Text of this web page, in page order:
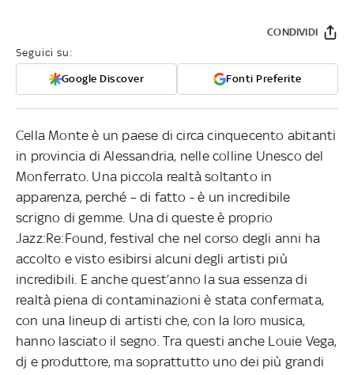
Seguici su:
Google Discover Fonti Preferite
CONDIVIDI
Cella Monte è un paese di circa cinquecento abitanti
in provincia di Alessandria, nelle colline Unesco del
Monferrato. Una piccola realtà soltanto in
apparenza, perché – di fatto - è un incredibile
scrigno di gemme. Una di queste è proprio
Jazz:Re:Found, festival che nel corso degli anni ha
accolto e visto esibirsi alcuni degli artisti più
incredibili. E anche quest’anno la sua essenza di
realtà piena di contaminazioni è stata confermata,
con una lineup di artisti che, con la loro musica,
hanno lasciato il segno. Tra questi anche Louie Vega,
dj e produttore, ma soprattutto uno dei più grandi